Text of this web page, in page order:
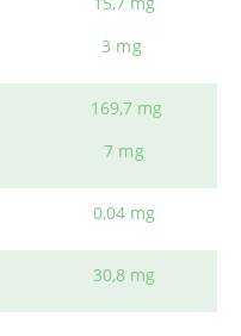
3 mg
169,7 mg
7 mg
0,04 mg
30,8 mg